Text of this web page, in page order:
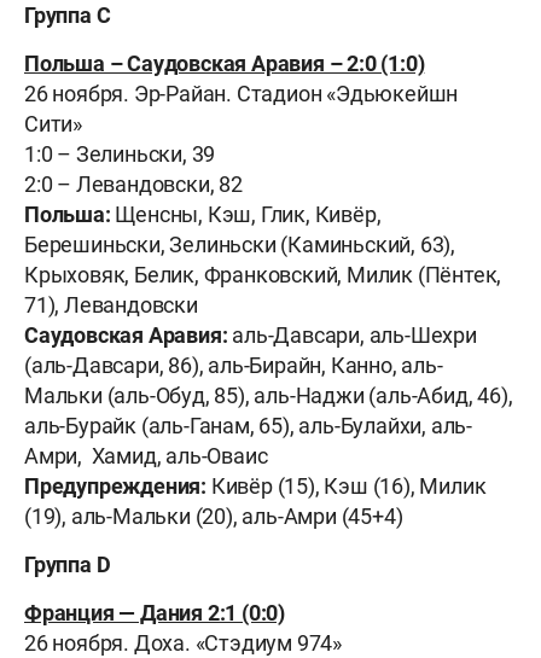
Группа С
Польша – Саудовская Аравия – 2:0 (1:0)
26 ноября. Эр-Райан. Стадион «Эдьюкейшн
Сити»
1:0 – Зелиньски, 39
2:0 – Левандовски, 82
Польша: Щенсны, Кэш, Глик, Кивёр,
Берешиньски, Зелиньски (Каминьский, 63),
Крыховяк, Белик, Франковский, Милик (Пёнтек,
71), Левандовски
Саудовская Аравия: аль-Давсари, аль-Шехри
(аль-Давсари, 86), аль-Бирайн, Канно, аль-
Мальки (аль-Обуд, 85), аль-Наджи (аль-Абид, 46),
аль-Бурайк (аль-Ганам, 65), аль-Булайхи, аль-
Амри, Хамид, аль-Оваис
Предупреждения: Кивёр (15), Кэш (16), Милик
(19), аль-Мальки (20), аль-Амри (45+4)
Группа D
Франция — Дания 2:1 (0:0)
26 ноября. Доха. «Стэдиум 974»